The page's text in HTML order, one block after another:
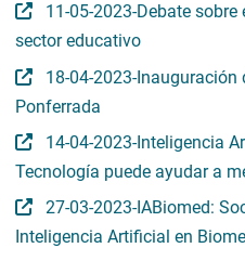
11-05-2023-Debate
sector educativo
18-04-2023-Inauguración
Ponferrada
14-04-2023-Inteligencia
Tecnología puede ayudar a
27-03-2023-IABiomed:
Inteligencia Artificial en